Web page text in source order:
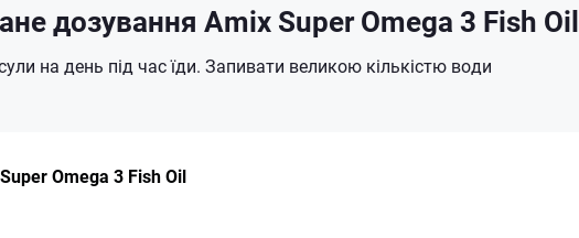
дозування Amix Super Omega 3 Fish Oil
на день під час їди. Запивати великою кількістю води
Omega 3 Fish Oil